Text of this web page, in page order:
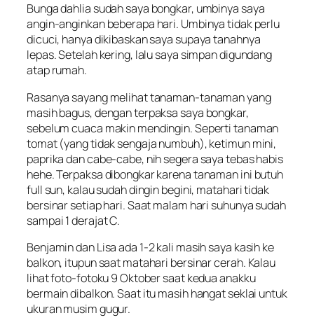
Bunga dahlia sudah saya bongkar, umbinya saya
angin-anginkan beberapa hari. Umbinya tidak perlu
dicuci, hanya dikibaskan saya supaya tanahnya
lepas. Setelah kering, lalu saya simpan digundang
atap rumah.
Rasanya sayang melihat tanaman-tanaman yang
masih bagus, dengan terpaksa saya bongkar,
sebelum cuaca makin mendingin. Seperti tanaman
tomat (yang tidak sengaja numbuh), ketimun mini,
paprika dan cabe-cabe, nih segera saya tebas habis
hehe. Terpaksa dibongkar karena tanaman ini butuh
full sun, kalau sudah dingin begini, matahari tidak
bersinar setiap hari. Saat malam hari suhunya sudah
sampai 1 derajat C.
Benjamin dan Lisa ada 1-2 kali masih saya kasih ke
balkon, itupun saat matahari bersinar cerah. Kalau
lihat foto-fotoku 9 Oktober saat kedua anakku
bermain dibalkon. Saat itu masih hangat seklai untuk
ukuran musim gugur.